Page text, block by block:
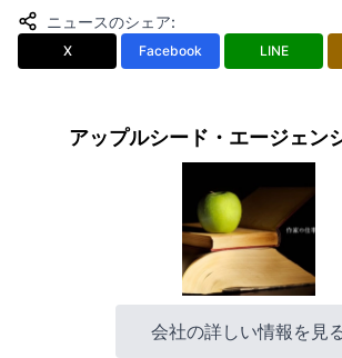
ニュースのシェア:
X Facebook LINE
アップルシード・エージェン
会社の詳しい情報を見